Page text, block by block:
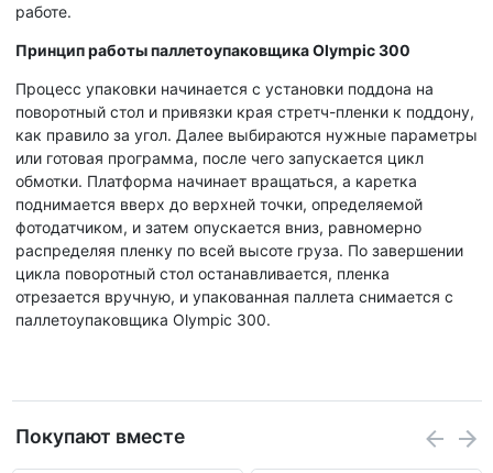
работе.
Принцип работы паллетоупаковщика Olympic 300
Процесс упаковки начинается с установки поддона на
поворотный стол и привязки края стретч-пленки к поддону,
как правило за угол. Далее выбираются нужные параметры
или готовая программа, после чего запускается цикл
обмотки. Платформа начинает вращаться, а каретка
поднимается вверх до верхней точки, определяемой
фотодатчиком, и затем опускается вниз, равномерно
распределяя пленку по всей высоте груза. По завершении
цикла поворотный стол останавливается, пленка
отрезается вручную, и упакованная паллета снимается с
паллетоупаковщика Olympic 300.
Покупают вместе